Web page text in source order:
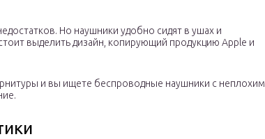
Но наушники удобно сидят в ушах и
выделить дизайн, копирующий продукцию Apple и
и вы ищете беспроводные наушники с неплохим